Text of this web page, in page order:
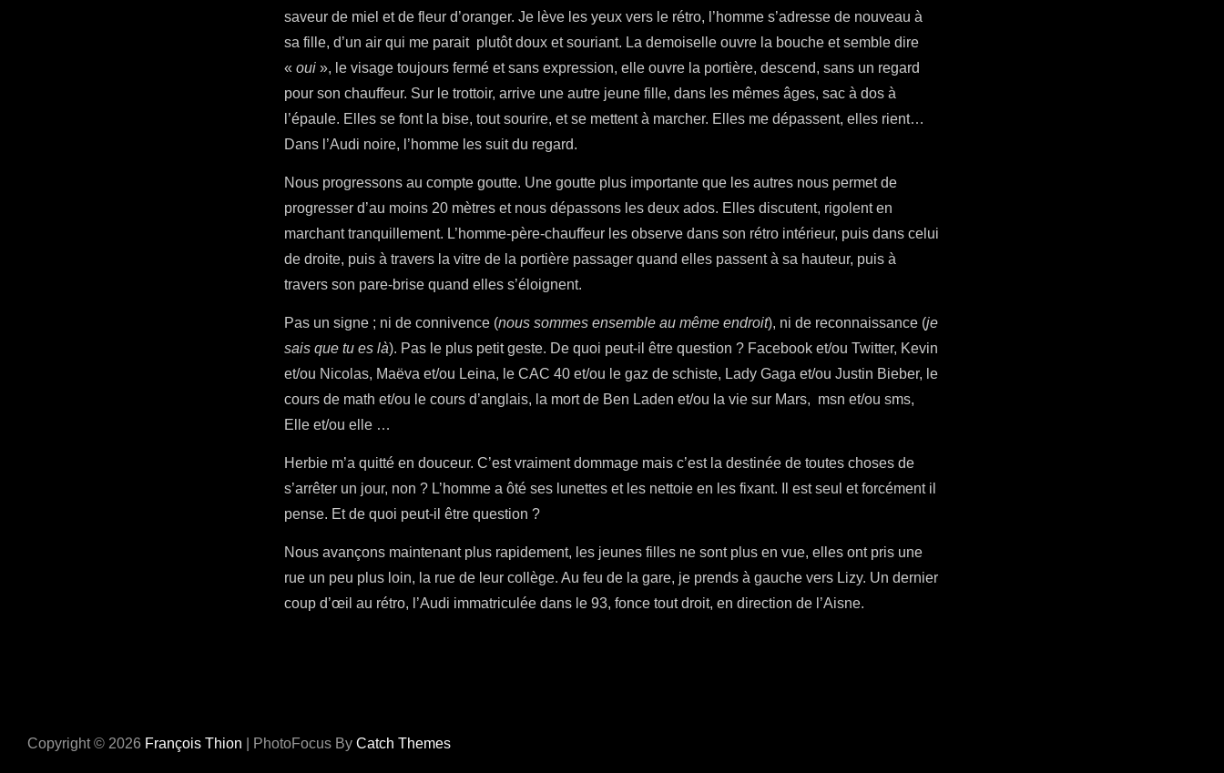
saveur de miel et de fleur d’oranger. Je lève les yeux vers le rétro, l’homme s’adresse de nouveau à
sa fille, d’un air qui me parait plutôt doux et souriant. La demoiselle ouvre la bouche et semble dire
« oui », le visage toujours fermé et sans expression, elle ouvre la portière, descend, sans un regard
pour son chauffeur. Sur le trottoir, arrive une autre jeune fille, dans les mêmes âges, sac à dos à
l’épaule. Elles se font la bise, tout sourire, et se mettent à marcher. Elles me dépassent, elles rient…
Dans l’Audi noire, l’homme les suit du regard.
Nous progressons au compte goutte. Une goutte plus importante que les autres nous permet de
progresser d’au moins 20 mètres et nous dépassons les deux ados. Elles discutent, rigolent en
marchant tranquillement. L’homme-père-chauffeur les observe dans son rétro intérieur, puis dans celui
de droite, puis à travers la vitre de la portière passager quand elles passent à sa hauteur, puis à
travers son pare-brise quand elles s’éloignent.
Pas un signe ; ni de connivence (nous sommes ensemble au même endroit), ni de reconnaissance (je
sais que tu es là). Pas le plus petit geste. De quoi peut-il être question ? Facebook et/ou Twitter, Kevin
et/ou Nicolas, Maëva et/ou Leina, le CAC 40 et/ou le gaz de schiste, Lady Gaga et/ou Justin Bieber, le
cours de math et/ou le cours d’anglais, la mort de Ben Laden et/ou la vie sur Mars, msn et/ou sms,
Elle et/ou elle …
Herbie m’a quitté en douceur. C’est vraiment dommage mais c’est la destinée de toutes choses de
s’arrêter un jour, non ? L’homme a ôté ses lunettes et les nettoie en les fixant. Il est seul et forcément il
pense. Et de quoi peut-il être question ?
Nous avançons maintenant plus rapidement, les jeunes filles ne sont plus en vue, elles ont pris une
rue un peu plus loin, la rue de leur collège. Au feu de la gare, je prends à gauche vers Lizy. Un dernier
coup d’œil au rétro, l’Audi immatriculée dans le 93, fonce tout droit, en direction de l’Aisne.
Copyright © 2026 François Thion PhotoFocus By Catch Themes